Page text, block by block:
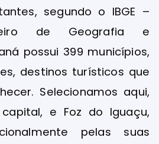
segundo o IBGE –
de Geografia e
possui 399 municípios,
destinos turísticos que
Selecionamos aqui,
e Foz do Iguaçu,
pelas suas